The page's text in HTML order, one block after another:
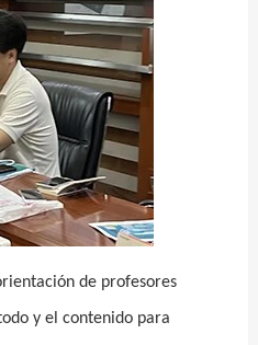
de profesores
y el contenido para